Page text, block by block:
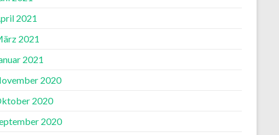
2021
2021
2021
2020
2020
2020